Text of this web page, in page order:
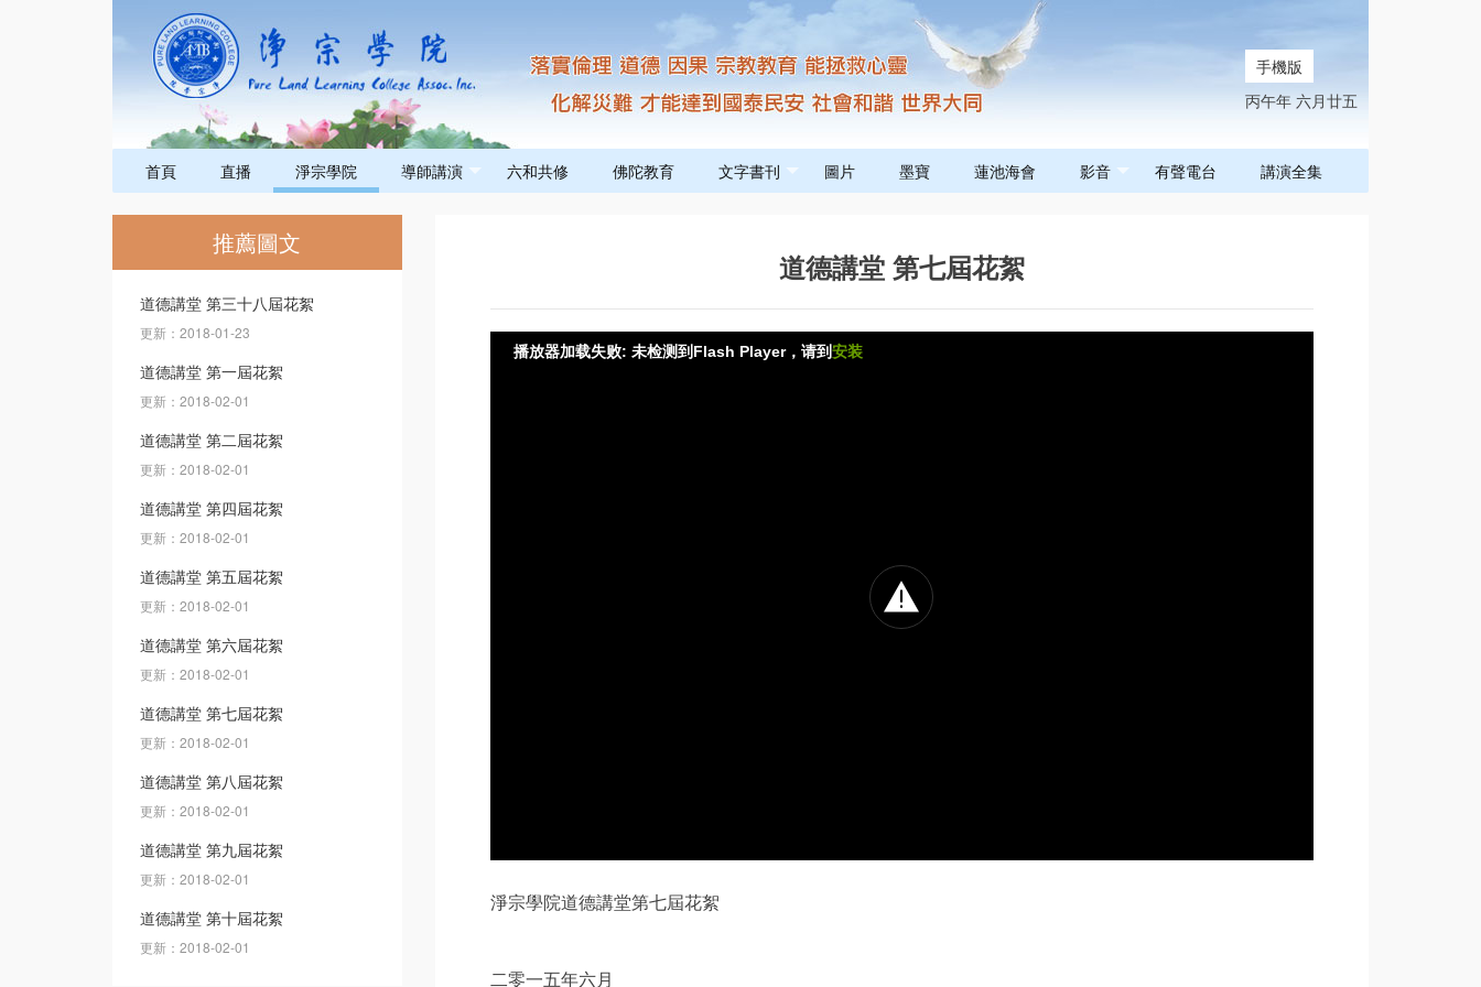
手機版
丙午年 六月廿五
首頁 直播 淨宗學院 導師講演 六和共修 佛陀教育 文字書刊 圖片 墨寶 蓮池海會 影音 有聲電台 講演全集
推薦圖文
道德講堂 第三十八屆花絮
更新：2018-01-23
道德講堂 第一屆花絮
更新：2018-02-01
道德講堂 第二屆花絮
更新：2018-02-01
道德講堂 第四屆花絮
更新：2018-02-01
道德講堂 第五屆花絮
更新：2018-02-01
道德講堂 第六屆花絮
更新：2018-02-01
道德講堂 第七屆花絮
更新：2018-02-01
道德講堂 第八屆花絮
更新：2018-02-01
道德講堂 第九屆花絮
更新：2018-02-01
道德講堂 第十屆花絮
更新：2018-02-01
道德講堂 第七屆花絮
播放器加载失败: 未检测到Flash Player，请到安装
淨宗學院道德講堂第七屆花絮
二零一五年六月